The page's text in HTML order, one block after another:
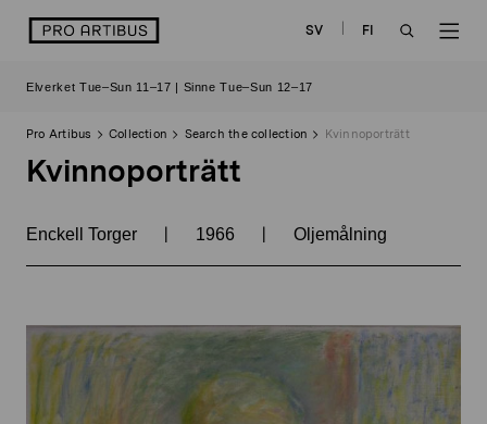
logo SV
FI
Elverket Tue–Sun 11–17 | Sinne Tue–Sun 12–17
Pro Artibus Collection Search the collection Kvinnoporträtt
Kvinnoporträtt
Enckell Torger | 1966 | Oljemålning